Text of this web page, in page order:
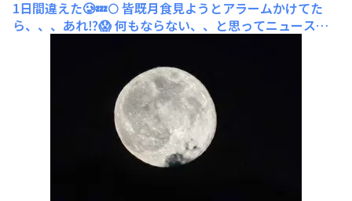
1日間違えた🥲💤🌕️皆既月食見ようとアラームかけてた
ら、、、あれ⁉️😱 何もならない、、と思ってニュース見
👍 もうすぐ朝なのでどうしよう、、、 二